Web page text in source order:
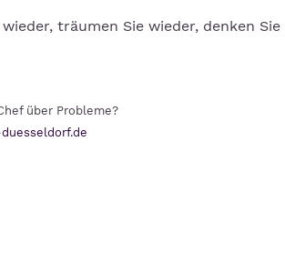
träumen Sie wieder, denken
über Probleme?